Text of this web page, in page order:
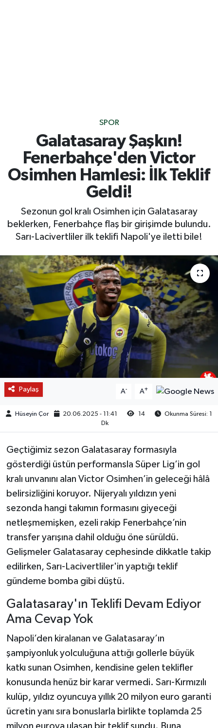
SPOR
Galatasaray Şaşkın!
Fenerbahçe'den Victor
Osimhen Hamlesi: İlk Teklif
Geldi!
Sezonun gol kralı Osimhen için Galatasaray
beklerken, Fenerbahçe flaş bir girişimde bulundu.
Sarı-Lacivertliler ilk teklifi Napoli'ye iletti bile!
Paylaş A- A+
Hüseyin Çor 20.06.2025 - 11:41 14
Okunma Süresi: 1
Dk
Geçtiğimiz sezon Galatasaray formasıyla
gösterdiği üstün performansla Süper Lig’in gol
kralı unvanını alan Victor Osimhen’in geleceği hâlâ
belirsizliğini koruyor. Nijeryalı yıldızın yeni
sezonda hangi takımın formasını giyeceği
netleşmemişken, ezeli rakip Fenerbahçe’nin
transfer yarışına dahil olduğu öne sürüldü.
Gelişmeler Galatasaray cephesinde dikkatle takip
edilirken, Sarı-Lacivertliler'in yaptığı teklif
gündeme bomba gibi düştü.
Galatasaray'ın Teklifi Devam Ediyor
Ama Cevap Yok
Napoli’den kiralanan ve Galatasaray’ın
şampiyonluk yolculuğuna attığı gollerle büyük
katkı sunan Osimhen, kendisine gelen teklifler
konusunda henüz bir karar vermedi. Sarı-Kırmızılı
kulüp, yıldız oyuncuya yıllık 20 milyon euro garanti
ücretin yanı sıra bonuslarla birlikte toplamda 25
milyon euroya ulaşan bir teklif sundu. Buna